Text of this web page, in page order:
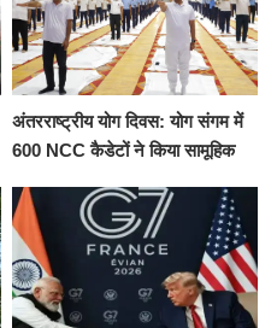
अंतरराष्ट्रीय योग दिवस: योग संगम में
600 NCC कैडेटों ने किया सामूहिक
संकल्प